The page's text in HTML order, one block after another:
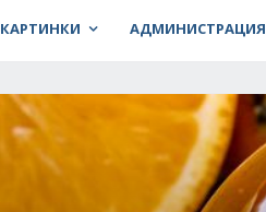
КАРТИНКИ АДМИНИСТРАЦИЯ